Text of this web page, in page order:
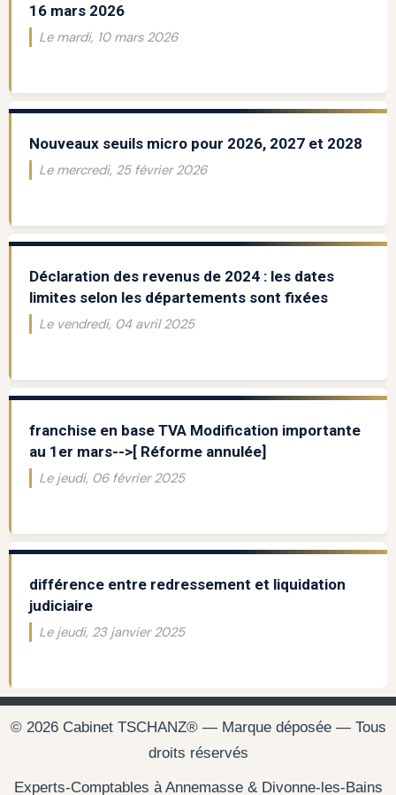
16 mars 2026
Le mardi, 10 mars 2026
Nouveaux seuils micro pour 2026, 2027 et 2028
Le mercredi, 25 février 2026
Déclaration des revenus de 2024 : les dates
limites selon les départements sont fixées
Le vendredi, 04 avril 2025
franchise en base TVA Modification importante
au 1er mars-->[ Réforme annulée]
Le jeudi, 06 février 2025
différence entre redressement et liquidation
judiciaire
Le jeudi, 23 janvier 2025
© 2026 Cabinet TSCHANZ® — Marque déposée — Tous
droits réservés
Experts-Comptables à Annemasse & Divonne-les-Bains